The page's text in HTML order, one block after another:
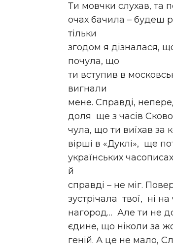
Ти мовчки слухав, та
очах бачила – будеш
тільки
згодом я дізналася,
почула, що
ти вступив в
вигнали
мене. Справді,
доля ще з часів
чула, що ти виїхав за
вірші в «Дуклі», ще
українських
й
справді – не міг.
зустрічала твої, ні
нагород… Але ти не
єдине, що ніколи за
геній. А це не мало,